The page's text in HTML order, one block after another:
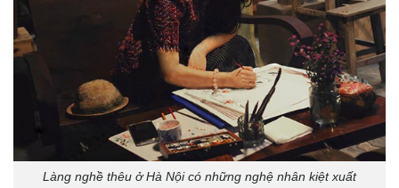
Làng nghề thêu ở Hà Nội có những nghệ nhân kiệt xuất